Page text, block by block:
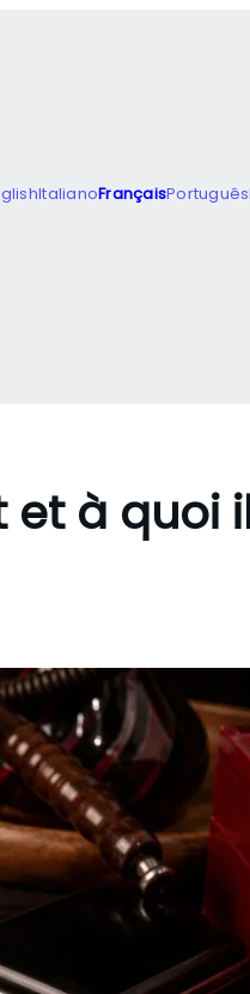
ItalianoFrançaisPortuguês
à quoi